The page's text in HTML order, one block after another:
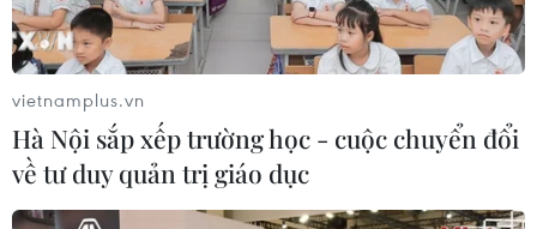
vietnamplus.vn
Hà Nội sắp xếp trường học - cuộc chuyển đổi
về tư duy quản trị giáo dục